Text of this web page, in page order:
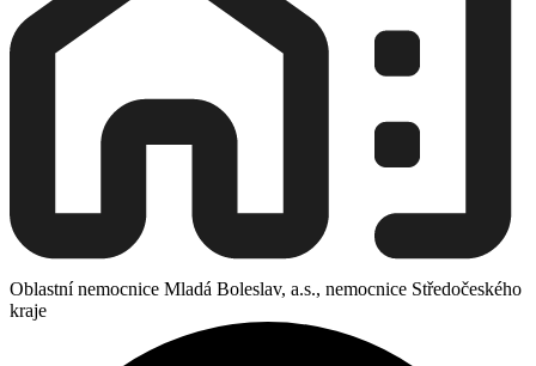
Oblastní nemocnice Mladá Boleslav, a.s., nemocnice Středočeského
kraje